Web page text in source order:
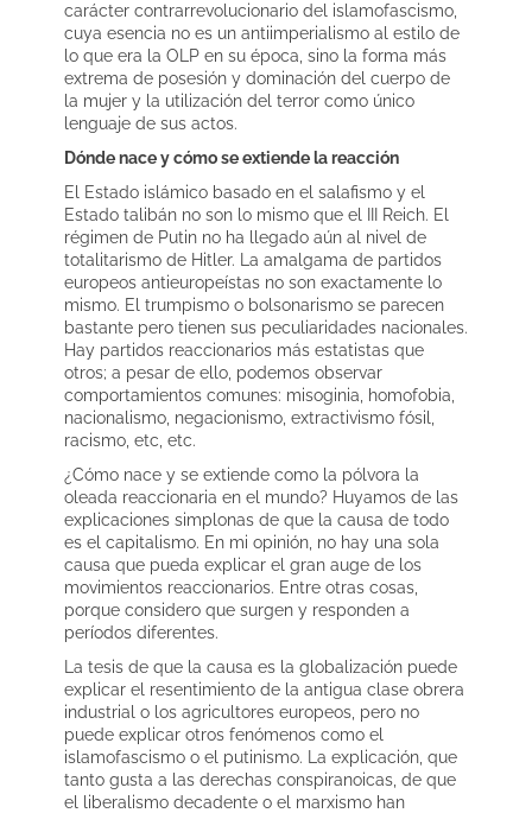
carácter contrarrevolucionario del islamofascismo,
cuya esencia no es un antiimperialismo al estilo de
lo que era la OLP en su época, sino la forma más
extrema de posesión y dominación del cuerpo de
la mujer y la utilización del terror como único
lenguaje de sus actos.
Dónde nace y cómo se extiende la reacción
El Estado islámico basado en el salafismo y el
Estado talibán no son lo mismo que el III Reich. El
régimen de Putin no ha llegado aún al nivel de
totalitarismo de Hitler. La amalgama de partidos
europeos antieuropeístas no son exactamente lo
mismo. El trumpismo o bolsonarismo se parecen
bastante pero tienen sus peculiaridades nacionales.
Hay partidos reaccionarios más estatistas que
otros; a pesar de ello, podemos observar
comportamientos comunes: misoginia, homofobia,
nacionalismo, negacionismo, extractivismo fósil,
racismo, etc, etc.
¿Cómo nace y se extiende como la pólvora la
oleada reaccionaria en el mundo? Huyamos de las
explicaciones simplonas de que la causa de todo
es el capitalismo. En mi opinión, no hay una sola
causa que pueda explicar el gran auge de los
movimientos reaccionarios. Entre otras cosas,
porque considero que surgen y responden a
períodos diferentes.
La tesis de que la causa es la globalización puede
explicar el resentimiento de la antigua clase obrera
industrial o los agricultores europeos, pero no
puede explicar otros fenómenos como el
islamofascismo o el putinismo. La explicación, que
tanto gusta a las derechas conspiranoicas, de que
el liberalismo decadente o el marxismo han